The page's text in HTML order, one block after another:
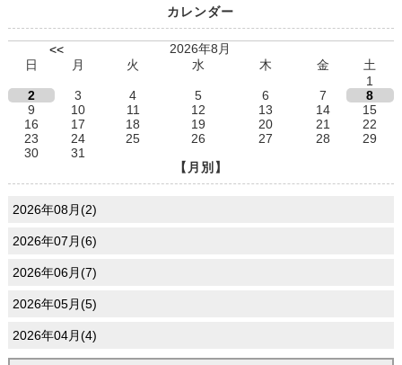
カレンダー
<<
2026年8月
日
月 火 水 木 金
土
1
2
3 4 5 6 7
8
9
10 11 12 13 14
15
16
17 18 19 20 21
22
23
24 25 26 27 28
29
30
31
【月別】
2026年08月(2)
2026年07月(6)
2026年06月(7)
2026年05月(5)
2026年04月(4)